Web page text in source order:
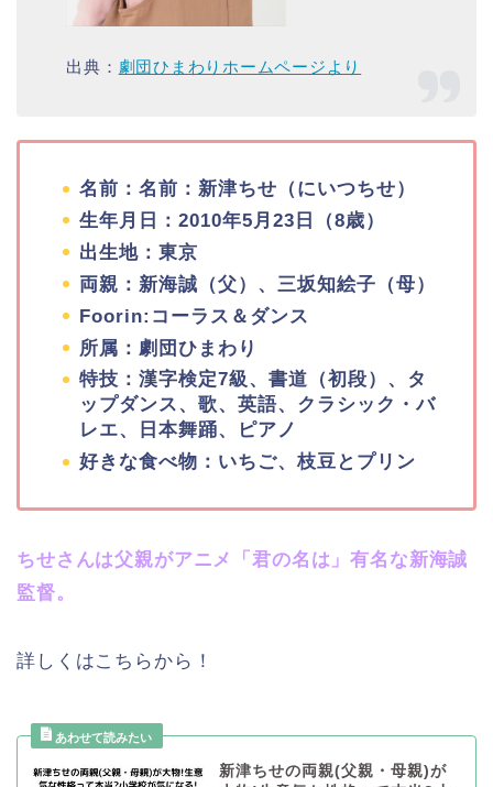
出典： 劇団ひまわりホームページより
名前：名前：新津ちせ（にいつちせ）
生年月日：2010年5月23日（8歳）
出生地：東京
両親：新海誠（父）、三坂知絵子（母）
Foorin:コーラス＆ダンス
所属：劇団ひまわり
特技：漢字検定7級、書道（初段）、タ
ップダンス、歌、英語、クラシック・バ
レエ、日本舞踊、ピアノ
好きな食べ物：いちご、枝豆とプリン
ちせさんは父親がアニメ「君の名は」有名な新海誠
監督。
詳しくはこちらから！
新津ちせの両親(父親・母親)が